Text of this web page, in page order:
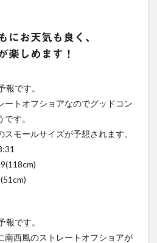
にお天気も良く、
楽しめます！
です。
ートオフショアなのでグッドコン
す。
モールサイズが予想されます。
です。
南西風のストレートオフショアが